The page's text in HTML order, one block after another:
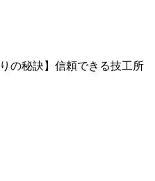
の秘訣】信頼できる技工所